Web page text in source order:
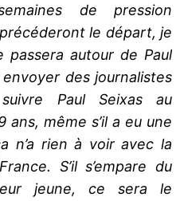
de pression
le départ, je
passera autour de Paul
des journalistes
Paul Seixas au
ans, même s’il a eu une
n’a rien à voir avec la
S’il s’empare du
jeune, ce sera le